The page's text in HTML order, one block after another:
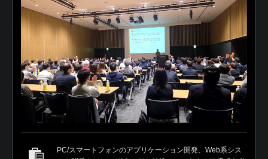
PC/スマートフォンのアプリケーション開発、Web系シス